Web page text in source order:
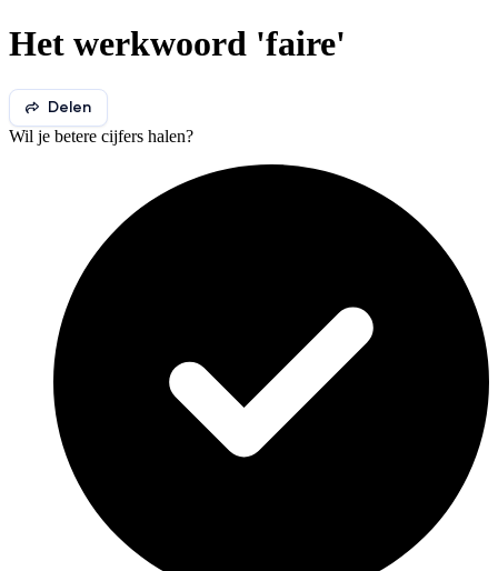
Het werkwoord 'faire'
Delen
Wil je betere cijfers halen?